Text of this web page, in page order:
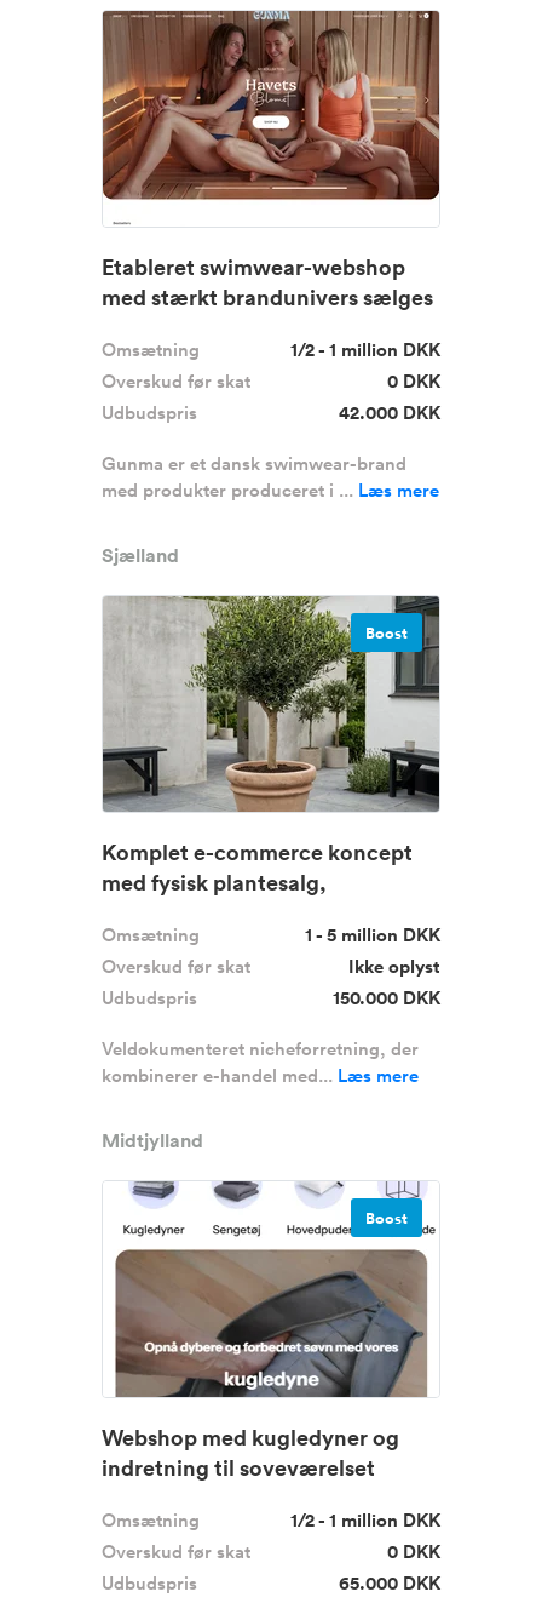
Etableret swimwear-webshop
med stærkt brandunivers sælges
Omsætning
1/2 - 1 million DKK
Overskud før skat
0 DKK
Udbudspris
42.000 DKK
Gunma er et dansk swimwear-brand
med produkter produceret i ... Læs mere
Sjælland
Boost
Komplet e-commerce koncept
med fysisk plantesalg,
Omsætning
1 - 5 million DKK
Overskud før skat
Ikke oplyst
Udbudspris
150.000 DKK
Veldokumenteret nicheforretning, der
kombinerer e-handel med... Læs mere
Midtjylland
Boost
Webshop med kugledyner og
indretning til soveværelset
Omsætning
1/2 - 1 million DKK
Overskud før skat
0 DKK
Udbudspris
65.000 DKK